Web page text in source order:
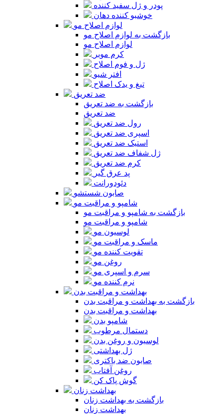
پودر و ژل سفید کننده
خوشبو کننده دهان
لوازم اصلاح مو
بازگشت به لوازم اصلاح مو
لوازم اصلاح مو
کرم موبر
ژل و فوم اصلاح
افتر شیو
تیغ و یدک اصلاح
ضد تعریق
بازگشت به ضد تعریق
ضد تعریق
رول ضد تعریق
اسپری ضد تعریق
استیک ضد تعریق
ژل شفاف ضد تعریق
کرم ضد تعریق
پد عرق گیر
دئودورانت
صابون شستشو
شامپو و مراقبت مو
بازگشت به شامپو و مراقبت مو
شامپو و مراقبت مو
لوسیون مو
ماسک و مراقبت مو
تقویت کننده مو
روغن مو
سرم و اسپری مو
نرم کننده مو
بهداشت و مراقبت بدن
بازگشت به بهداشت و مراقبت بدن
بهداشت و مراقبت بدن
شامپو بدن
دستمال مرطوب
لوسیون و روغن بدن
ژل بهداشتی
صابون ضد باکتری
روغن آفتاب
گوش پاک کن
بهداشت زنان
بازگشت به بهداشت زنان
بهداشت زنان